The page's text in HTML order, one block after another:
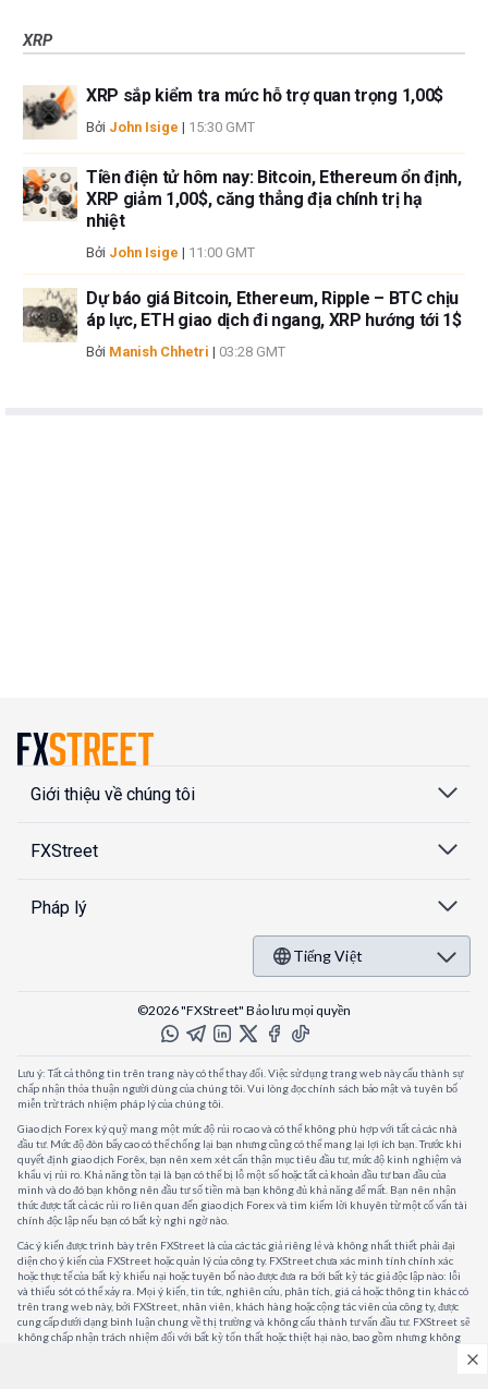
XRP
XRP sắp kiểm tra mức hỗ trợ quan trọng 1,00$
Bởi John Isige | 15:30 GMT
Tiền điện tử hôm nay: Bitcoin, Ethereum ổn định,
XRP giảm 1,00$, căng thẳng địa chính trị hạ
nhiệt
Bởi John Isige | 11:00 GMT
Dự báo giá Bitcoin, Ethereum, Ripple – BTC chịu
áp lực, ETH giao dịch đi ngang, XRP hướng tới 1$
Bởi Manish Chhetri | 03:28 GMT
Giới thiệu về chúng tôi
FXStreet
Pháp lý
Tiếng Việt
©2026 "FXStreet" Bảo lưu mọi quyền
Lưu ý: Tất cả thông tin trên trang này có thể thay đổi. Việc sử dụng trang web này cấu thành sự
chấp nhận thỏa thuận người dùng của chúng tôi. Vui lòng đọc chính sách bảo mật và tuyên bố
miễn trừ trách nhiệm pháp lý của chúng tôi.
Giao dịch Forex ký quỹ mang một mức độ rủi ro cao và có thể không phù hợp với tất cả các nhà
đầu tư. Mức độ đòn bẩy cao có thể chống lại bạn nhưng cũng có thể mang lại lợi ích bạn. Trước khi
quyết định giao dịch Forêx, bạn nên xem xét cẩn thận mục tiêu đầu tư, mức độ kinh nghiệm và
khẩu vị rủi ro. Khả năng tồn tại là bạn có thể bị lỗ một số hoặc tất cả khoản đầu tư ban đầu của
mình và do đó bạn không nên đầu tư số tiền mà bạn không đủ khả năng để mất. Bạn nên nhận
thức được tất cả các rủi ro liên quan đến giao dịch Forex và tìm kiếm lời khuyên từ một cố vấn tài
chính độc lập nếu bạn có bất kỳ nghi ngờ nào.
Các ý kiến được trình bày trên FXStreet là của các tác giả riêng lẻ và không nhất thiết phải đại
diện cho ý kiến của FXStreet hoặc quản lý của công ty. FXStreet chưa xác minh tính chính xác
hoặc thực tế của bất kỳ khiếu nại hoặc tuyên bố nào được đưa ra bởi bất kỳ tác giả độc lập nào: lỗi
và thiếu sót có thể xảy ra. Mọi ý kiến, tin tức, nghiên cứu, phân tích, giá cả hoặc thông tin khác có
trên trang web này, bởi FXStreet, nhân viên, khách hàng hoặc cộng tác viên của công ty, được
cung cấp dưới dạng bình luận chung về thị trường và không cấu thành tư vấn đầu tư. FXStreet sẽ
không chấp nhận trách nhiệm đối với bất kỳ tổn thất hoặc thiệt hại nào, bao gồm nhưng không